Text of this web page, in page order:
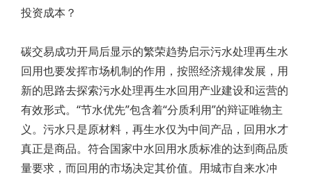
投资成本？
碳交易成功开局后显示的繁荣趋势启示污水处理再生水
回用也要发挥市场机制的作用，按照经济规律发展，用
新的思路去探索污水处理再生水回用产业建设和运营的
有效形式。“节水优先”包含着“分质利用”的辩证唯物主
义。污水只是原材料，再生水仅为中间产品，回用水才
真正是商品。符合国家中水回用水质标准的达到商品质
量要求，而回用的市场决定其价值。用城市自来水冲